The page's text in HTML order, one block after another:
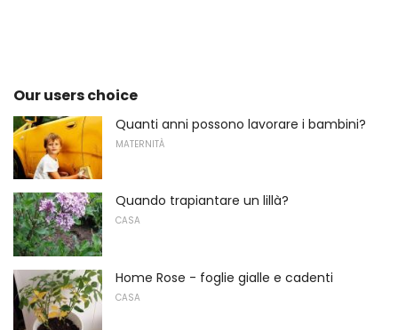
Our users choice
Quanti anni possono lavorare i bambini?
MATERNITÀ
Quando trapiantare un lillà?
CASA
Home Rose - foglie gialle e cadenti
CASA